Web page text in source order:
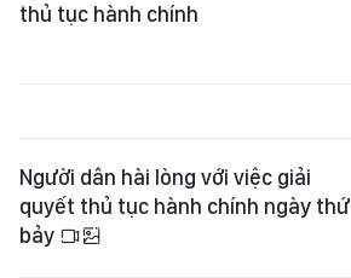
thủ tục hành chính
Người dân hài lòng với việc giải
quyết thủ tục hành chính ngày thứ
bảy